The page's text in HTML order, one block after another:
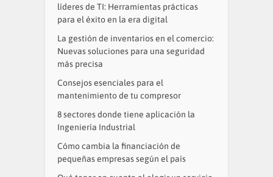
líderes de TI: Herramientas prácticas
para el éxito en la era digital
La gestión de inventarios en el comercio:
Nuevas soluciones para una seguridad
más precisa
Consejos esenciales para el
mantenimiento de tu compresor
8 sectores donde tiene aplicación la
Ingeniería Industrial
Cómo cambia la financiación de
pequeñas empresas según el país